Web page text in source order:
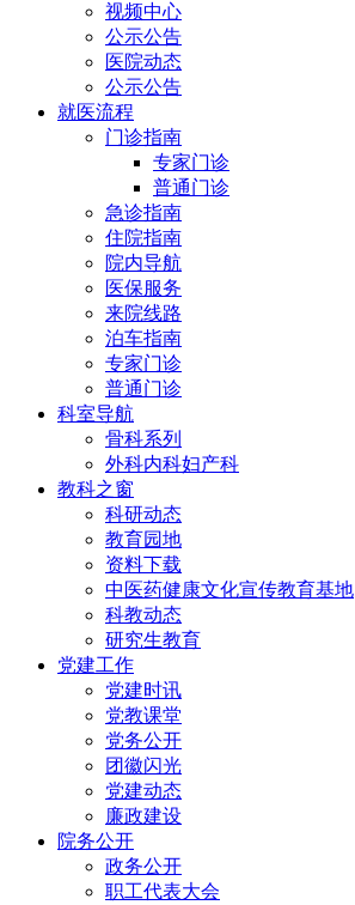
视频中心
公示公告
医院动态
公示公告
就医流程
门诊指南
专家门诊
普通门诊
急诊指南
住院指南
院内导航
医保服务
来院线路
泊车指南
专家门诊
普通门诊
科室导航
骨科系列
外科内科妇产科
教科之窗
科研动态
教育园地
资料下载
中医药健康文化宣传教育基地
科教动态
研究生教育
党建工作
党建时讯
党教课堂
党务公开
团徽闪光
党建动态
廉政建设
院务公开
政务公开
职工代表大会